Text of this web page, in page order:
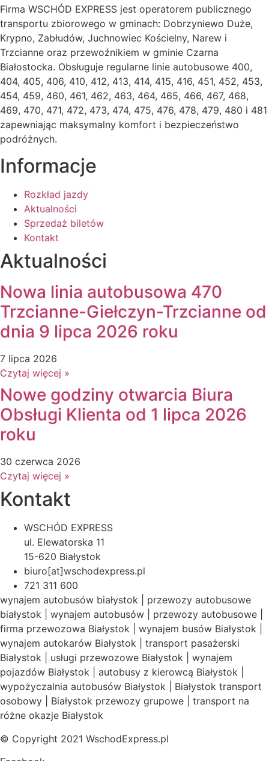
Firma WSCHÓD EXPRESS jest operatorem publicznego
transportu zbiorowego w gminach: Dobrzyniewo Duże,
Krypno, Zabłudów, Juchnowiec Kościelny, Narew i
Trzcianne oraz przewoźnikiem w gminie Czarna
Białostocka. Obsługuje regularne linie autobusowe 400,
404, 405, 406, 410, 412, 413, 414, 415, 416, 451, 452, 453,
454, 459, 460, 461, 462, 463, 464, 465, 466, 467, 468,
469, 470, 471, 472, 473, 474, 475, 476, 478, 479, 480 i 481
zapewniając maksymalny komfort i bezpieczeństwo
podróżnych.
Informacje
Rozkład jazdy
Aktualności
Sprzedaż biletów
Kontakt
Aktualności
Nowa linia autobusowa 470
Trzcianne-Giełczyn-Trzcianne od
dnia 9 lipca 2026 roku
7 lipca 2026
Czytaj więcej »
Nowe godziny otwarcia Biura
Obsługi Klienta od 1 lipca 2026
roku
30 czerwca 2026
Czytaj więcej »
Kontakt
WSCHÓD EXPRESS
ul. Elewatorska 11
15-620 Białystok
biuro[at]wschodexpress.pl
721 311 600
wynajem autobusów białystok | przewozy autobusowe
białystok | wynajem autobusów | przewozy autobusowe |
firma przewozowa Białystok | wynajem busów Białystok |
wynajem autokarów Białystok | transport pasażerski
Białystok | usługi przewozowe Białystok | wynajem
pojazdów Białystok | autobusy z kierowcą Białystok |
wypożyczalnia autobusów Białystok | Białystok transport
osobowy | Białystok przewozy grupowe | transport na
różne okazje Białystok
© Copyright 2021 WschodExpress.pl